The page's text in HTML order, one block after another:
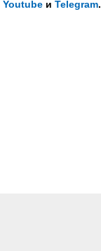
Youtube и Telegram.